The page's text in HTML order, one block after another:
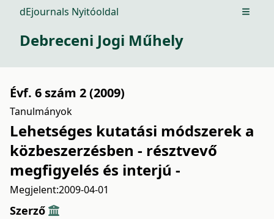
dEjournals Nyitóoldal Open
Debreceni Jogi Műhely
Évf. 6 szám 2 (2009)
Tanulmányok
Lehetséges kutatási módszerek a
közbeszerzésben - résztvevő
megfigyelés és interjú -
Megjelent:2009-04-01
Szerző